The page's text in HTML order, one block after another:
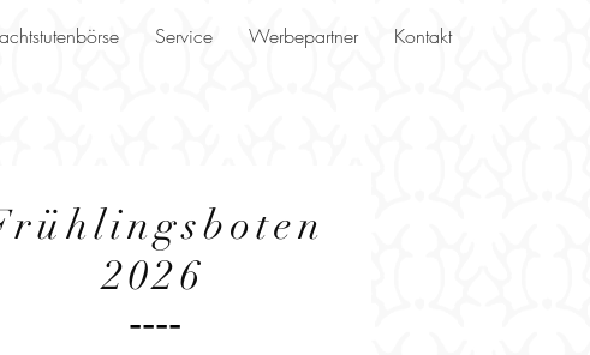
Service Werbepartner Kontakt
2026
----